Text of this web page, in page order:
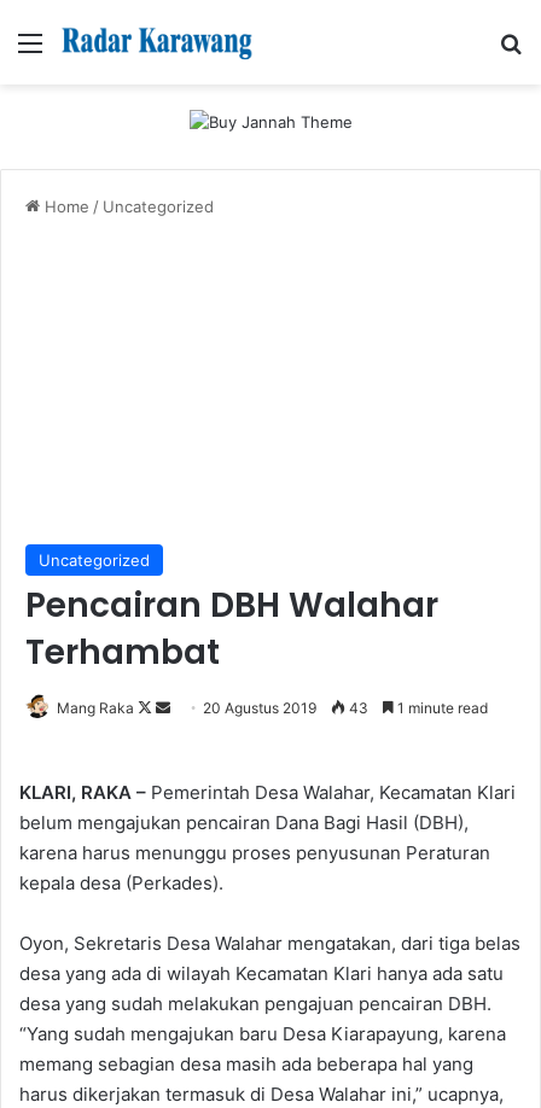
Menu
Home / Uncategorized
Uncategorized
Pencairan DBH Walahar
Terhambat
Mang Raka
Follow
Send 20 Agustus 2019 43 1 minute read
KLARI, RAKA – Pemerintah Desa Walahar, Kecamatan Klari
belum mengajukan pencairan Dana Bagi Hasil (DBH),
karena harus menunggu proses penyusunan Peraturan
kepala desa (Perkades).
Oyon, Sekretaris Desa Walahar mengatakan, dari tiga belas
desa yang ada di wilayah Kecamatan Klari hanya ada satu
desa yang sudah melakukan pengajuan pencairan DBH.
“Yang sudah mengajukan baru Desa Kiarapayung, karena
memang sebagian desa masih ada beberapa hal yang
harus dikerjakan termasuk di Desa Walahar ini,” ucapnya,